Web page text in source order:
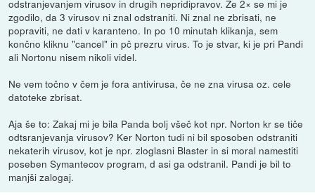
odstranjevanjem virusov in drugih nepridipravov. Že 2× se mi je
zgodilo, da 3 virusov ni znal odstraniti. Ni znal ne zbrisati, ne
popraviti, ne dati v karanteno. In po 10 minutah klikanja, sem
končno kliknu "cancel" in pč prezru virus. To je stvar, ki je pri Pandi
ali Nortonu nisem nikoli videl.
Ne vem točno v čem je fora antivirusa, če ne zna virusa oz. cele
datoteke zbrisat.
Aja še to: Zakaj mi je bila Panda bolj všeč kot npr. Norton kr se tiče
odtsranjevanja virusov? Ker Norton tudi ni bil sposoben odstraniti
nekaterih virusov, kot je npr. zloglasni Blaster in si moral namestiti
poseben Symantecov program, d asi ga odstranil. Pandi je bil to
manjši zalogaj.